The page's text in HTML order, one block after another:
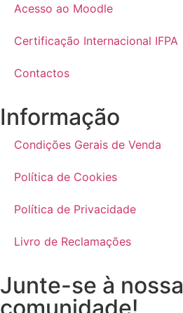
Acesso ao Moodle
Certificação Internacional IFPA
Contactos
Informação
Condições Gerais de Venda
Política de Cookies
Política de Privacidade
Livro de Reclamações
Junte-se à nossa